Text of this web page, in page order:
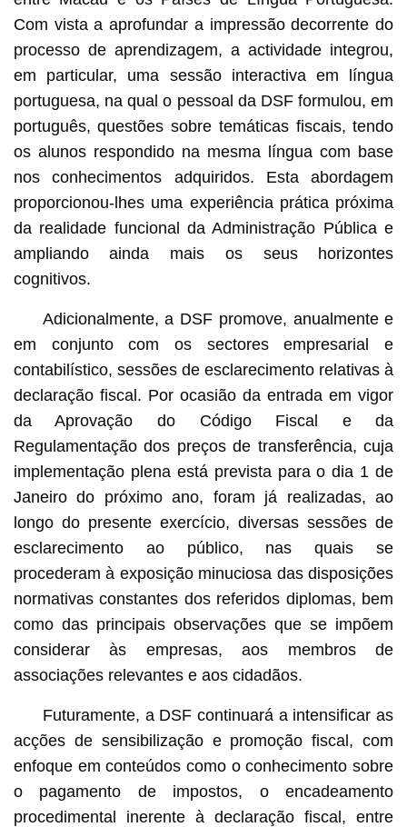
Com vista a aprofundar a impressão decorrente do
processo de aprendizagem, a actividade integrou,
em particular, uma sessão interactiva em língua
portuguesa, na qual o pessoal da DSF formulou, em
português, questões sobre temáticas fiscais, tendo
os alunos respondido na mesma língua com base
nos conhecimentos adquiridos. Esta abordagem
proporcionou-lhes uma experiência prática próxima
da realidade funcional da Administração Pública e
ampliando ainda mais os seus horizontes
cognitivos.
Adicionalmente, a DSF promove, anualmente e
em conjunto com os sectores empresarial e
contabilístico, sessões de esclarecimento relativas à
declaração fiscal. Por ocasião da entrada em vigor
da Aprovação do Código Fiscal e da
Regulamentação dos preços de transferência, cuja
implementação plena está prevista para o dia 1 de
Janeiro do próximo ano, foram já realizadas, ao
longo do presente exercício, diversas sessões de
esclarecimento ao público, nas quais se
procederam à exposição minuciosa das disposições
normativas constantes dos referidos diplomas, bem
como das principais observações que se impõem
considerar às empresas, aos membros de
associações relevantes e aos cidadãos.
Futuramente, a DSF continuará a intensificar as
acções de sensibilização e promoção fiscal, com
enfoque em conteúdos como o conhecimento sobre
o pagamento de impostos, o encadeamento
procedimental inerente à declaração fiscal, entre